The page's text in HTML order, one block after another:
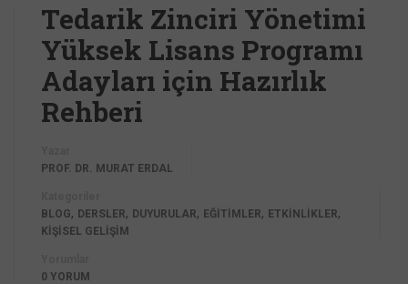
Tedarik Zinciri Yönetimi
Yüksek Lisans Programı
Adayları için Hazırlık
Rehberi
PROF. DR. MURAT ERDAL
BLOG, DERSLER, DUYURULAR, EĞİTİMLER, ETKİNLİKLER,
KİŞİSEL GELİŞİM
0 YORUM